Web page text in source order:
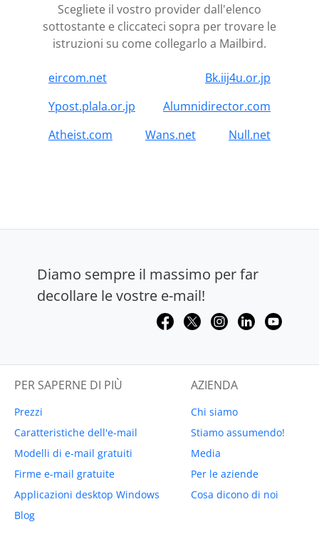
Scegliete il vostro provider dall'elenco
sottostante e cliccateci sopra per trovare le
istruzioni su come collegarlo a Mailbird.
eircom.net
Bk.iij4u.or.jp
Ypost.plala.or.jp
Alumnidirector.com
Atheist.com
Wans.net Null.net
Diamo sempre il massimo per far
decollare le vostre e-mail!
PER SAPERNE DI PIÙ
Prezzi
Caratteristiche dell'e-mail
Modelli di e-mail gratuiti
Firme e-mail gratuite
Applicazioni desktop Windows
Blog
AZIENDA
Chi siamo
Stiamo assumendo!
Media
Per le aziende
Cosa dicono di noi